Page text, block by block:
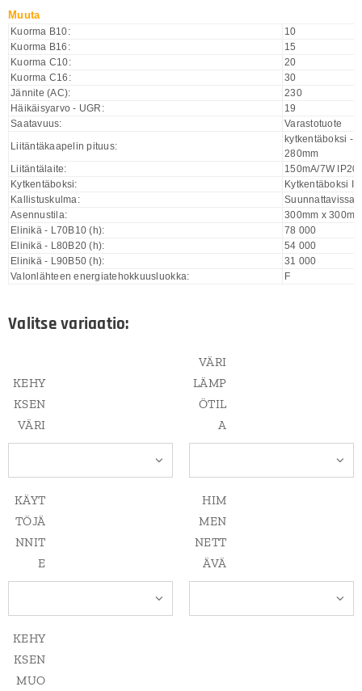
Muuta
Kuorma B10:
10
Kuorma B16:
15
Kuorma C10:
20
Kuorma C16:
30
Jännite (AC):
230
Häikäisyarvo - UGR:
19
Saatavuus:
Varastotuote
Liitäntäkaapelin pituus:
kytkentäboksi -
280mm
Liitäntälaite:
150mA/7W IP20
Kytkentäboksi:
Kytkentäboksi
Kallistuskulma:
Suunnattavissa,
Asennustila:
300mm x
Elinikä - L70B10 (h):
78 000
Elinikä - L80B20 (h):
54 000
Elinikä - L90B50 (h):
31 000
Valonlähteen energiatehokkuusluokka:
F
Valitse variaatio:
KEHY
KSEN
VÄRI
VÄRI
LÄMP
ÖTIL
A
KÄYT
TÖJÄ
NNIT
E
HIM
MEN
NETT
ÄVÄ
KEHY
KSEN
MUO